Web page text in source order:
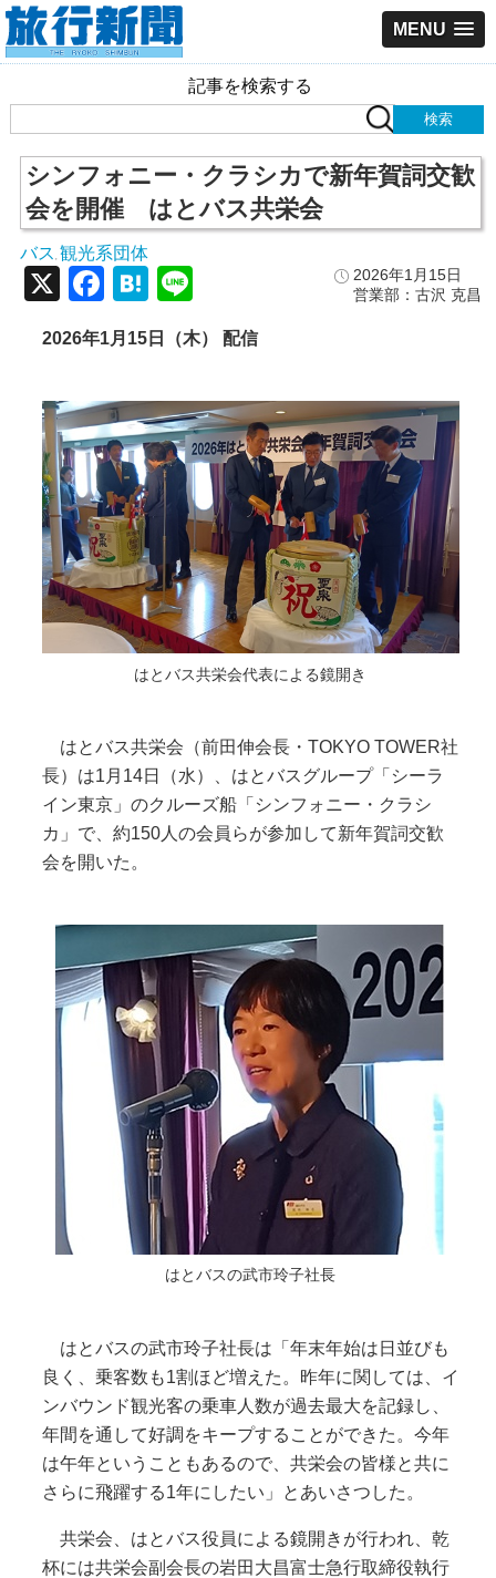
MENU
記事を検索する
シンフォニー・クラシカで新年賀詞交歓
会を開催 はとバス共栄会
バス 観光系団体
2026年1月15日
営業部：古沢 克昌
X Facebook
Hatena
2026年1月15日（木） 配信
はとバス共栄会代表による鏡開き
はとバス共栄会（前田伸会長・TOKYO TOWER社
長）は1月14日（水）、はとバスグループ「シーラ
イン東京」のクルーズ船「シンフォニー・クラシ
カ」で、約150人の会員らが参加して新年賀詞交歓
会を開いた。
はとバスの武市玲子社長
はとバスの武市玲子社長は「年末年始は日並びも
良く、乗客数も1割ほど増えた。昨年に関しては、イ
ンバウンド観光客の乗車人数が過去最大を記録し、
年間を通して好調をキープすることができた。今年
は午年ということもあるので、共栄会の皆様と共に
さらに飛躍する1年にしたい」とあいさつした。
共栄会、はとバス役員による鏡開きが行われ、乾
杯には共栄会副会長の岩田大昌富士急行取締役執行